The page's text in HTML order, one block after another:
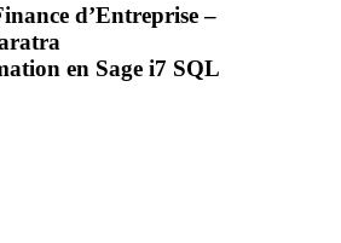
d’Entreprise –
en Sage i7 SQL